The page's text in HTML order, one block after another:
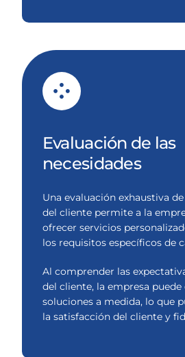
Evaluación de las
necesidades
Una evaluación exhaustiva
del cliente permite a la
ofrecer servicios
los requisitos específicos de
Al comprender las
del cliente, la empresa puede
soluciones a medida, lo que
la satisfacción del cliente y